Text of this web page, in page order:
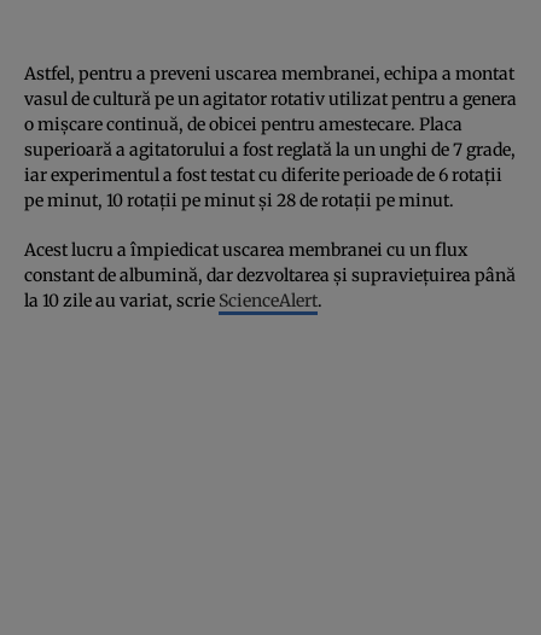
Astfel, pentru a preveni uscarea membranei, echipa a montat
vasul de cultură pe un agitator rotativ utilizat pentru a genera
o mișcare continuă, de obicei pentru amestecare. Placa
superioară a agitatorului a fost reglată la un unghi de 7 grade,
iar experimentul a fost testat cu diferite perioade de 6 rotații
pe minut, 10 rotații pe minut și 28 de rotații pe minut.
Acest lucru a împiedicat uscarea membranei cu un flux
constant de albumină, dar dezvoltarea și supraviețuirea până
la 10 zile au variat, scrie ScienceAlert.